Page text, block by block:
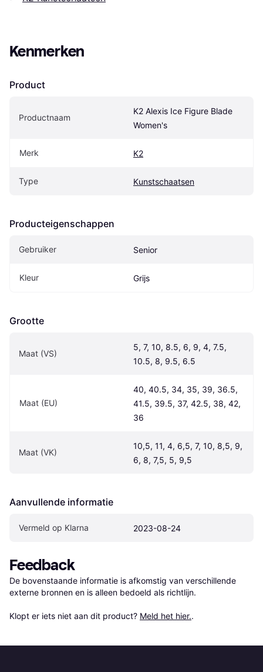
Kenmerken
Product
Productnaam
K2 Alexis Ice Figure Blade
Women's
Merk K2
Type Kunstschaatsen
Producteigenschappen
Gebruiker Senior
Kleur Grijs
Grootte
Maat (VS)
5, 7, 10, 8.5, 6, 9, 4, 7.5,
10.5, 8, 9.5, 6.5
Maat (EU)
40, 40.5, 34, 35, 39, 36.5,
41.5, 39.5, 37, 42.5, 38, 42,
36
Maat (VK)
10,5, 11, 4, 6,5, 7, 10, 8,5, 9,
6, 8, 7,5, 5, 9,5
Aanvullende informatie
Vermeld op Klarna 2023-08-24
Feedback
De bovenstaande informatie is afkomstig van verschillende
externe bronnen en is alleen bedoeld als richtlijn.
Klopt er iets niet aan dit product? Meld het hier..